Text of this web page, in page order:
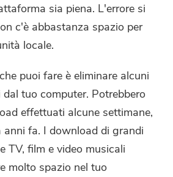
sia piena. L'errore si
c'è abbastanza spazio per
locale.
puoi fare è eliminare alcuni
tuo computer. Potrebbero
effettuati alcune settimane,
anni fa. I download di grandi
TV, film e video musicali
molto spazio nel tuo